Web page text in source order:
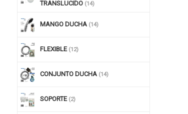
TRANSLUCIDO (14)
MANGO DUCHA (14)
FLEXIBLE (12)
CONJUNTO DUCHA (14)
SOPORTE (2)